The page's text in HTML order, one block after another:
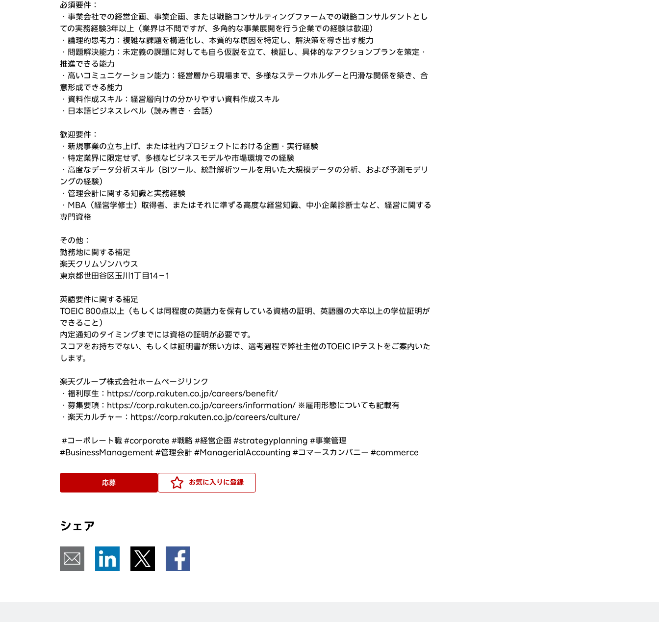
必須要件：
・事業会社での経営企画、事業企画、または戦略コンサルティングファームでの戦略コンサルタントとし
ての実務経験3年以上（業界は不問ですが、多角的な事業展開を行う企業での経験は歓迎）
・論理的思考力：複雑な課題を構造化し、本質的な原因を特定し、解決策を導き出す能力
・問題解決能力：未定義の課題に対しても自ら仮説を立て、検証し、具体的なアクションプランを策定・
推進できる能力
・高いコミュニケーション能力：経営層から現場まで、多様なステークホルダーと円滑な関係を築き、合
意形成できる能力
・資料作成スキル：経営層向けの分かりやすい資料作成スキル
・日本語ビジネスレベル（読み書き・会話）
歓迎要件：
・新規事業の立ち上げ、または社内プロジェクトにおける企画・実行経験
・特定業界に限定せず、多様なビジネスモデルや市場環境での経験
・高度なデータ分析スキル（BIツール、統計解析ツールを用いた大規模データの分析、および予測モデリ
ングの経験）
・管理会計に関する知識と実務経験
・MBA（経営学修士）取得者、またはそれに準ずる高度な経営知識、中小企業診断士など、経営に関する
専門資格
その他：
勤務地に関する補足
楽天クリムゾンハウス
東京都世田谷区玉川1丁目14－1
英語要件に関する補足
TOEIC 800点以上（もしくは同程度の英語力を保有している資格の証明、英語圏の大卒以上の学位証明が
できること）
内定通知のタイミングまでには資格の証明が必要です。
スコアをお持ちでない、もしくは証明書が無い方は、選考過程で弊社主催のTOEIC IPテストをご案内いた
します。
楽天グループ株式会社ホームページリンク
・福利厚生：https://corp.rakuten.co.jp/careers/benefit/
・募集要項：https://corp.rakuten.co.jp/careers/information/ ※雇用形態についても記載有
・楽天カルチャー：https://corp.rakuten.co.jp/careers/culture/
#コーポレート職 #corporate #戦略 #経営企画 #strategyplanning #事業管理
#BusinessManagement #管理会計 #ManagerialAccounting #コマースカンパニー #commerce
応募 お気に入りに登録
シェア